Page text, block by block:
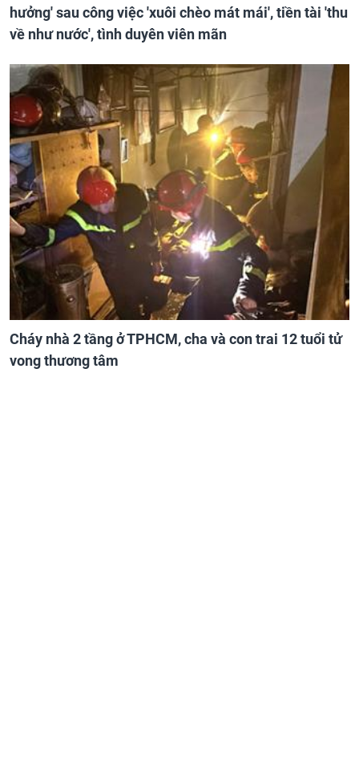
hưởng' sau công việc 'xuôi chèo mát mái', tiền tài 'thu
về như nước', tình duyên viên mãn
Cháy nhà 2 tầng ở TPHCM, cha và con trai 12 tuổi tử
vong thương tâm